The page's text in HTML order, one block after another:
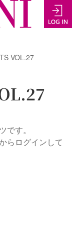
VOL.27
です。
らログインして